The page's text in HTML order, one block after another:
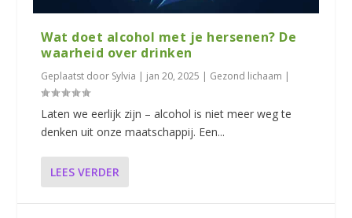
Wat doet alcohol met je hersenen? De
waarheid over drinken
Geplaatst door Sylvia | jan 20, 2025 | Gezond lichaam |
Laten we eerlijk zijn – alcohol is niet meer weg te
denken uit onze maatschappij. Een...
LEES VERDER